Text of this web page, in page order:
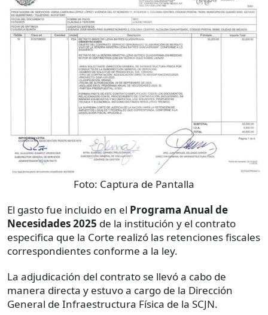
Foto: Captura de Pantalla
El gasto fue incluido en el Programa Anual de
Necesidades 2025 de la institución y el contrato
especifica que la Corte realizó las retenciones fiscales
correspondientes conforme a la ley.
La adjudicación del contrato se llevó a cabo de
manera directa y estuvo a cargo de la Dirección
General de Infraestructura Física de la SCJN.